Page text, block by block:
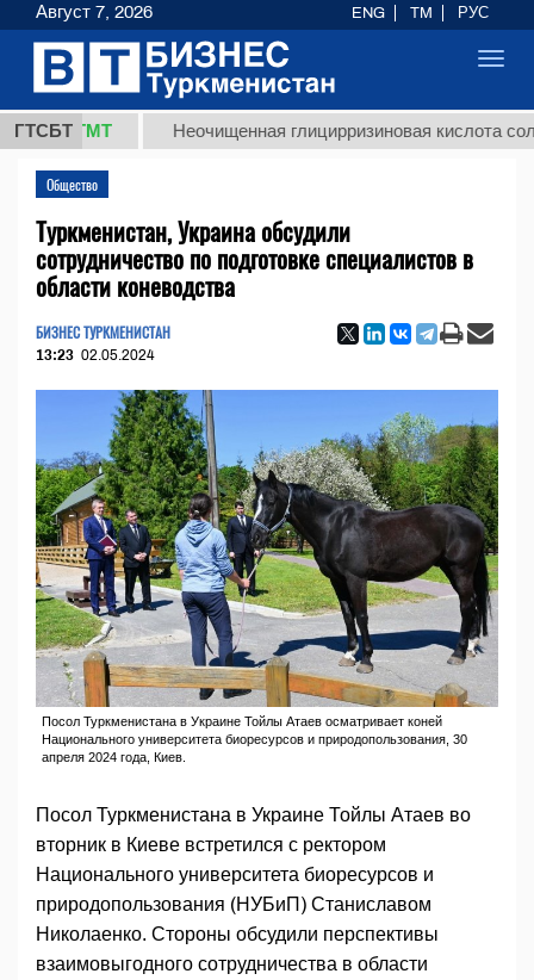
ГТСБТ
ТМТ Неочищенная глицирризиновая кислота
Общество
Туркменистан, Украина обсудили
сотрудничество по подготовке специалистов в
области коневодства
БИЗНЕС ТУРКМЕНИСТАН
13:23 02.05.2024
Посол Туркменистана в Украине Тойлы Атаев осматривает коней
Национального университета биоресурсов и природопользования, 30
апреля 2024 года, Киев.
Посол Туркменистана в Украине Тойлы Атаев во
вторник в Киеве встретился с ректором
Национального университета биоресурсов и
природопользования (НУБиП) Станиславом
Николаенко. Стороны обсудили перспективы
взаимовыгодного сотрудничества в области
Август 7, 2026 ENG TM РУС